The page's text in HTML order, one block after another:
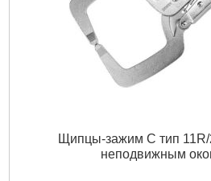
Щипцы-зажим C тип 11R/
неподвижным